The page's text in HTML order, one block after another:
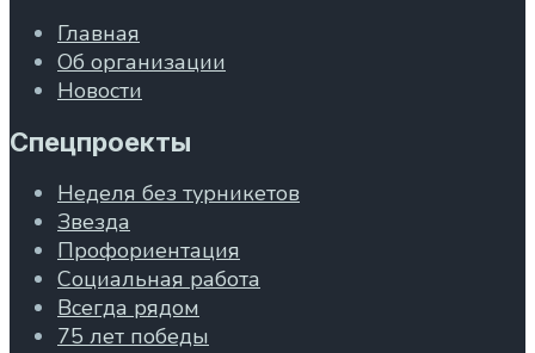
Главная
Об организации
Новости
Спецпроекты
Неделя без турникетов
Звезда
Профориентация
Социальная работа
Всегда рядом
75 лет победы